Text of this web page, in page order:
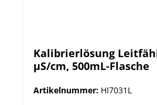
Kalibrierlösung
µS/cm, 500mL-Flasche
Artikelnummer: HI7031L